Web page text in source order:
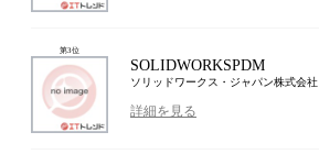
第3位
SOLIDWORKSPDM
ソリッドワークス・ジャパン株式会社
詳細を見る